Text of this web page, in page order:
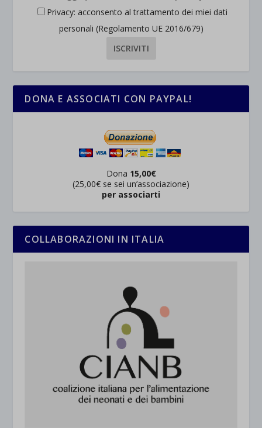
Privacy: acconsento al trattamento dei miei dati
personali (Regolamento UE 2016/679)
DONA E ASSOCIATI CON PAYPAL!
Dona 15,00€
(25,00€ se sei un’associazione)
per associarti
COLLABORAZIONI IN ITALIA